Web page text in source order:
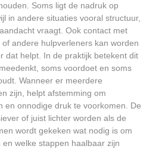
Soms ligt de nadruk op
in andere situaties vooral structuur,
vraagt. Ook contact met
andere hulpverleners kan worden
dat helpt. In de praktijk betekent dit
soms voordoet en soms
Wanneer er meerdere
zijn, helpt afstemming om
en onnodige druk te voorkomen. De
of juist lichter worden als de
wordt gekeken wat nodig is om
welke stappen haalbaar zijn